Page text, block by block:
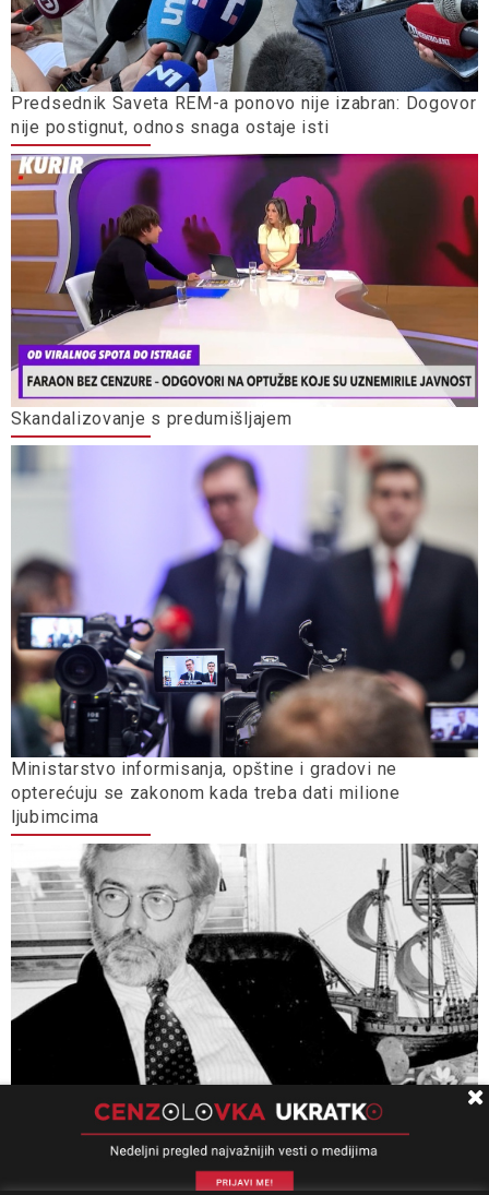
Predsednik Saveta REM-a ponovo nije izabran: Dogovor
nije postignut, odnos snaga ostaje isti
Skandalizovanje s predumišljajem
Ministarstvo informisanja, opštine i gradovi ne
opterećuju se zakonom kada treba dati milione
ljubimcima
Univerzitet Kolumbija: Slučaj „Ćuruvija” presedan, važan